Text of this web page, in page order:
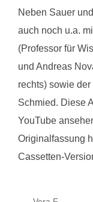
Neben Sauer
auch noch u.a.
(Professor für
und Andreas
rechts) sowie
Schmied. Diese
YouTube
Originalfassung
Cassetten-